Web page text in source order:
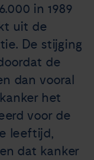
in 1989
uit de
De stijging
de
dan vooral
het
voor de
leeftijd,
dat kanker